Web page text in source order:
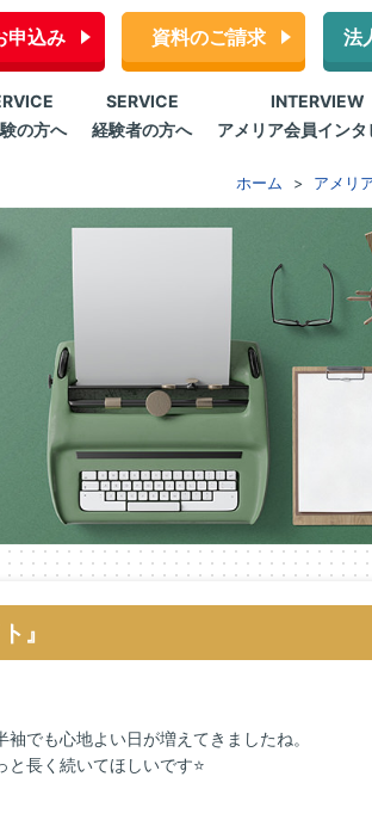
申込み 資料のご請求 法
の方へ
SERVICE
経験者の方へ
INTERVIEW
アメリア会員インタ
ホーム アメリ
』
でも心地よい日が増えてきましたね。
長く続いてほしいです⭐